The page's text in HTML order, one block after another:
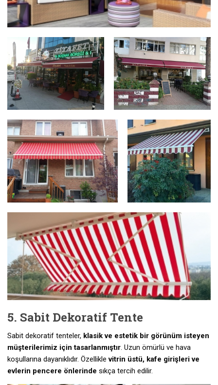
5. Sabit Dekoratif Tente
Sabit dekoratif tenteler, klasik ve estetik bir görünüm isteyen
müşterilerimiz için tasarlanmıştır. Uzun ömürlü ve hava
koşullarına dayanıklıdır. Özelliklevitrin üstü, kafe girişleri ve
evlerin pencere önlerinde sıkça tercih edilir.